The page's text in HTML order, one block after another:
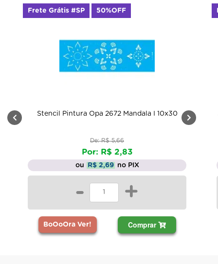
Stencil Pintura Opa 2672 Mandala I 10x30
De: R$ 5,66
Por: R$ 2,83
ou R$ 2,69 no PIX
- +
BoOoOra Ver! Comprar
Frete Grátis #SP 50%OFF